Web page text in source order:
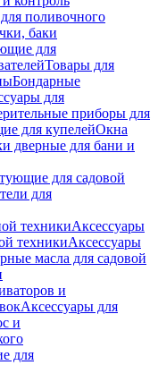
поливочного
баки
для
Товары для
Бондарные
для
приборы для
для купелейОкна
дверные для бани и
для садовой
для
техникиАксессуары
техникиАксессуары
масла для садовой
и
Аксессуары для
и
для